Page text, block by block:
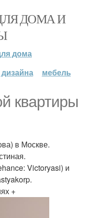
ДОМА И
дома
мебель
квартиры
в Москве.
Victoryasi) и
+